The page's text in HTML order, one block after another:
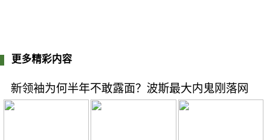
更多精彩内容
新领袖为何半年不敢露面？波斯最大内鬼刚落网